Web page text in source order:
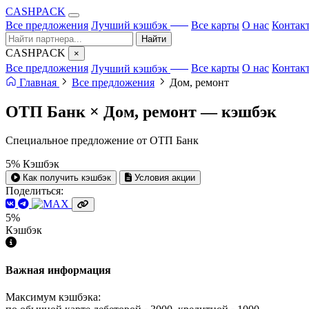
CASHPACK
Все предложения Лучший кэшбэк Все карты О нас
Найти
CASHPACK ×
Все предложения Лучший кэшбэк Все карты О нас
Главная
Все предложения Дом, ремонт
ОТП Банк × Дом, ремонт —кэшбэк
Специальное предложение от ОТП Банк
5% Кэшбэк
Как получить кэшбэк Условия акции
Поделиться:
5%
Кэшбэк
Важная информация
Максимум кэшбэка: